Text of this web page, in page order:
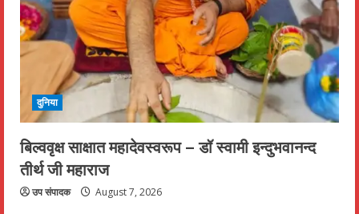
दुनिया
बिल्ववृक्ष साक्षात महादेवस्वरूप – डॉ स्वामी इन्दुभवानन्द
तीर्थ जी महाराज
उप संपादक August 7, 2026